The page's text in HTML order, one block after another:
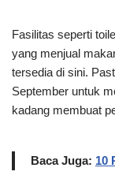
Fasilitas seperti
yang menjual
tersedia di sini.
September untuk
kadang membuat
Baca Juga: 10